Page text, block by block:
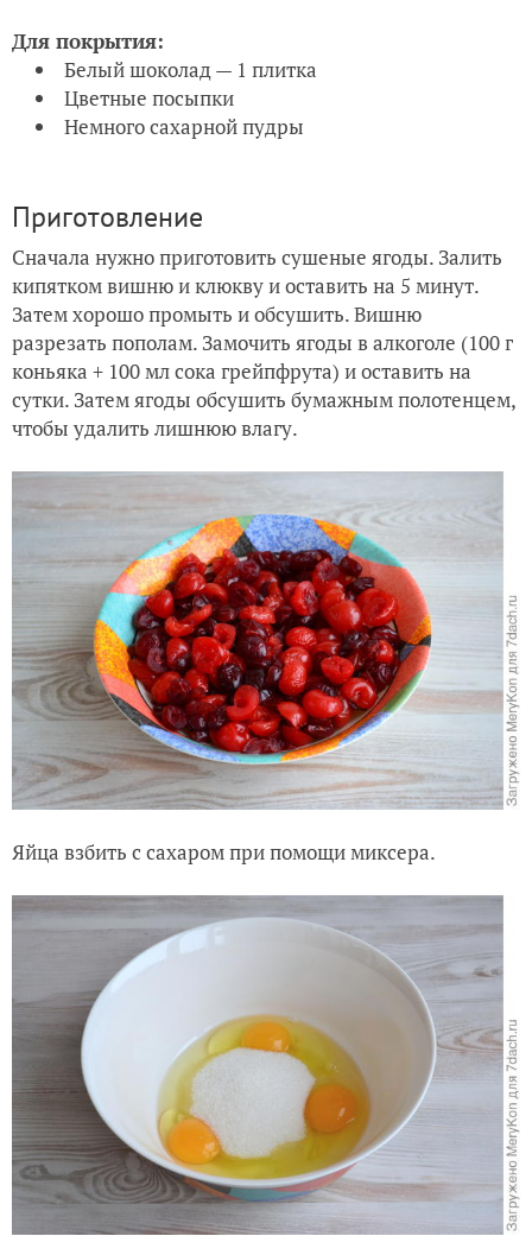
Для покрытия:
Белый шоколад — 1 плитка
Цветные посыпки
Немного сахарной пудры
Приготовление
Сначала нужно приготовить сушеные ягоды. Залить
кипятком вишню и клюкву и оставить на 5 минут.
Затем хорошо промыть и обсушить. Вишню
разрезать пополам. Замочить ягоды в алкоголе (100 г
коньяка + 100 мл сока грейпфрута) и оставить на
сутки. Затем ягоды обсушить бумажным полотенцем,
чтобы удалить лишнюю влагу.
Яйца взбить с сахаром при помощи миксера.